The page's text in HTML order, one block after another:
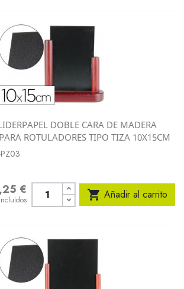
DOBLE CARA DE MADERA
ROTULADORES TIPO TIZA 10X15CM
€  Añadir al carrito